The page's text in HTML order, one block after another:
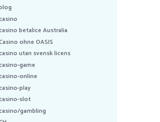
betalice Australia
ohne OASIS
utan svensk licens
game
online
play
slot
gambling